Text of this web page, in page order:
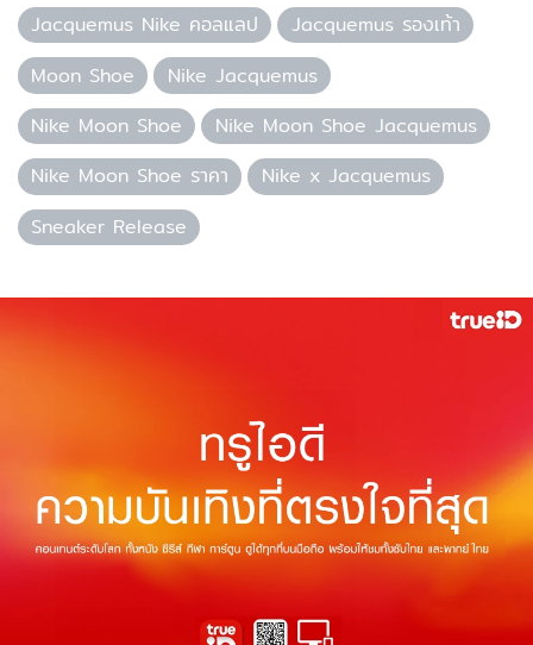
Jacquemus Nike คอลแลป
Jacquemus รองเท้า
Moon Shoe
Nike Jacquemus
Nike Moon Shoe
Nike Moon Shoe Jacquemus
Nike Moon Shoe ราคา
Nike x Jacquemus
Sneaker Release